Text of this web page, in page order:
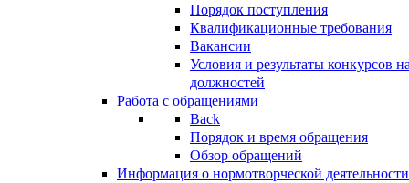
Порядок поступления
Квалификационные требования
Вакансии
Условия и результаты конкурсов
должностей
Работа с обращениями
Back
Порядок и время обращения
Обзор обращений
Информация о нормотворческой деятельности